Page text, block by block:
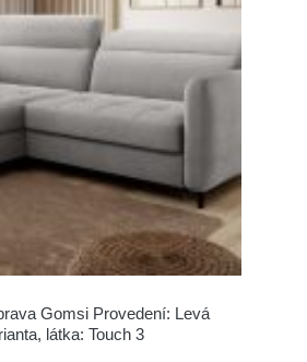
Gomsi Provedení: Levá
látka: Touch 3